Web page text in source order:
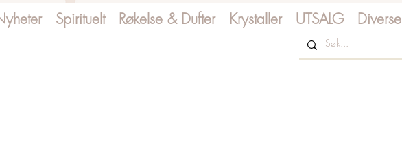
Spirituelt Røkelse & Dufter Krystaller UTSALG Diverse